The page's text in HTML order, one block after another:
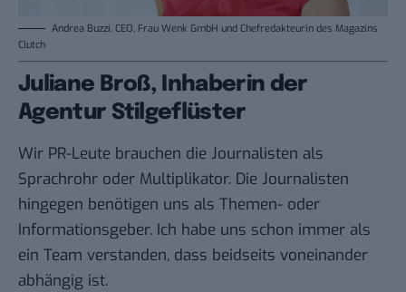
Andrea Buzzi, CEO, Frau Wenk GmbH und Chefredakteurin des Magazins
Clutch
Juliane Broß, Inhaberin der
Agentur Stilgeflüster
Wir PR-Leute brauchen die Journalisten als
Sprachrohr oder Multiplikator. Die Journalisten
hingegen benötigen uns als Themen- oder
Informationsgeber. Ich habe uns schon immer als
ein Team verstanden, dass beidseits voneinander
abhängig ist.